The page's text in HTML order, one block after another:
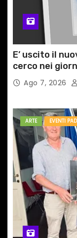
E’ uscito il
cerco nei
medico
Ago 7, 2026
ARTE EVENTI